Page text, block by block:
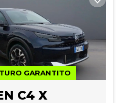
GARANTITO
C4 X